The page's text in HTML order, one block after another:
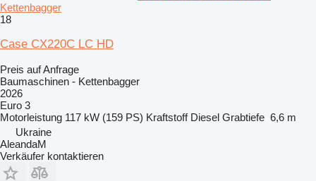
Kettenbagger
18
Case CX220C LC HD
Preis auf Anfrage
Baumaschinen - Kettenbagger
2026
Euro 3
Motorleistung 117 kW (159 PS) Kraftstoff Diesel Grabtiefe 6,6 m
Ukraine
AleandaM
Verkäufer kontaktieren